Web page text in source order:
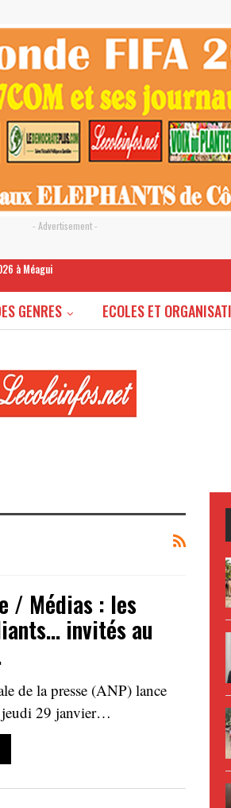
- Advertisement -
à Méagui
GENRES ECOLES ET
/ Médias : les
invités au
de la presse (ANP) lance
29 janvier…